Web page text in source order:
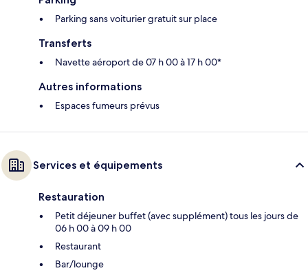
Parking sans voiturier gratuit sur place
Transferts
Navette aéroport de 07 h 00 à 17 h 00*
Autres informations
Espaces fumeurs prévus
Services et équipements
Restauration
Petit déjeuner buffet (avec supplément) tous les jours de
06 h 00 à 09 h 00
Restaurant
Bar/lounge